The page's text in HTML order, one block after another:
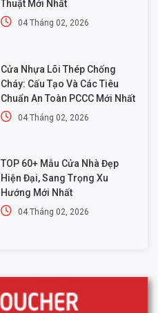
Thuật Mới Nhất
04 Tháng 02, 2026
Cửa Nhựa Lõi Thép Chống
Cháy: Cấu Tạo Và Các Tiêu
Chuẩn An Toàn PCCC Mới Nhất
04 Tháng 02, 2026
TOP 60+ Mẫu Cửa Nhà Đẹp
Hiện Đại, Sang Trọng Xu
Hướng Mới Nhất
04 Tháng 02, 2026